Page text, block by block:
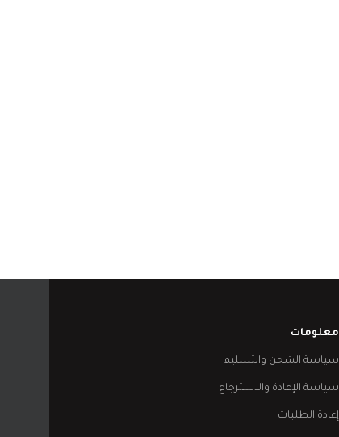
معلومات
سياسة الشحن والتسليم
سياسة الإعادة والاسترجاع
إعادة الطلبات